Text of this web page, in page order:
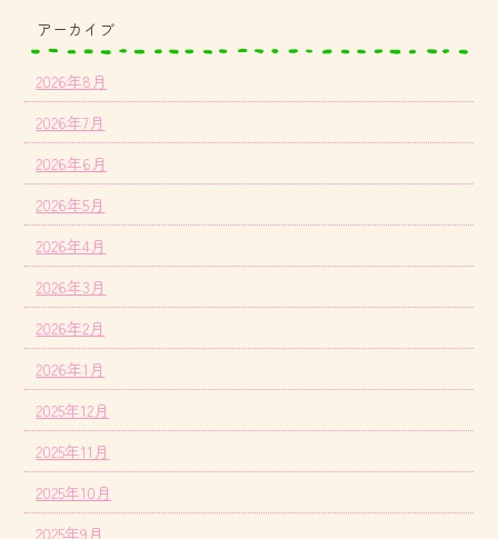
アーカイブ
2026年8月
2026年7月
2026年6月
2026年5月
2026年4月
2026年3月
2026年2月
2026年1月
2025年12月
2025年11月
2025年10月
2025年9月